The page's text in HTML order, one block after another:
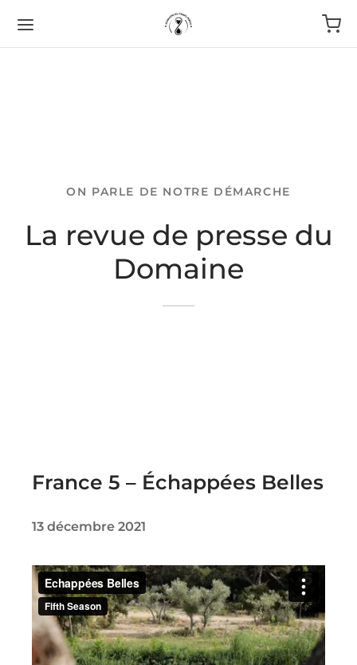
ON PARLE DE NOTRE DÉMARCHE
La revue de presse du
Domaine
France 5 – Échappées Belles
13 décembre 2021